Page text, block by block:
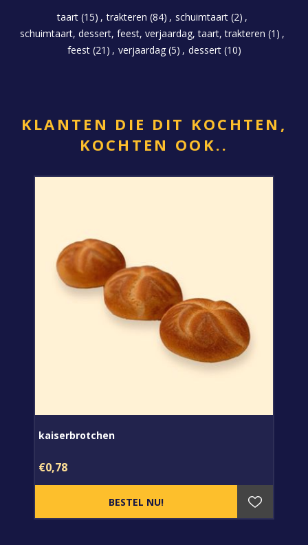
taart (15) , trakteren (84) , schuimtaart (2) ,
schuimtaart, dessert, feest, verjaardag, taart, trakteren (1) ,
feest (21) , verjaardag (5) , dessert (10)
KLANTEN DIE DIT KOCHTEN,
KOCHTEN OOK..
kaiserbrotchen
€0,78